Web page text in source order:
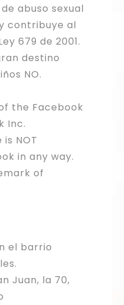
abuso sexual
contribuye al
679 de 2001.
destino
NO.
the Facebook
Inc.
NOT
in any way.
of
el barrio
Juan, la 70,